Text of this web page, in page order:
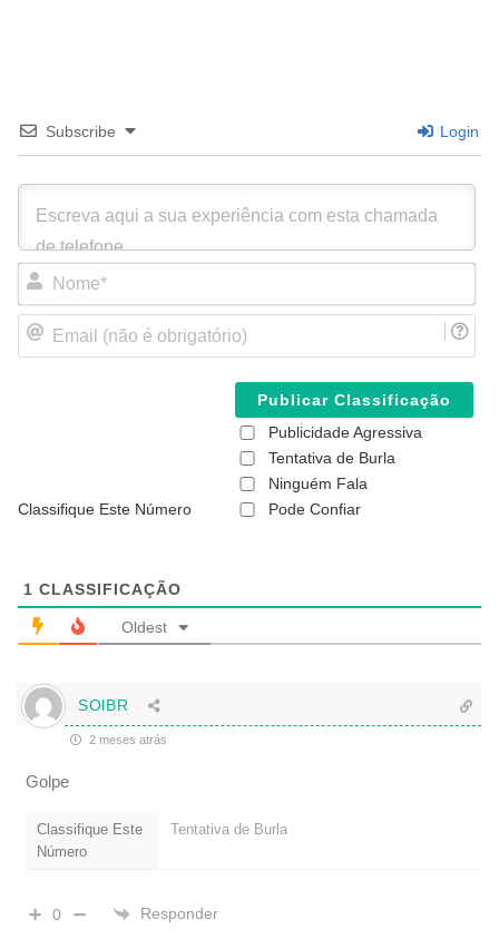
Subscribe Login
N
m
a
a
ó
)
Classifique Este Número
Publicidade Agressiva
Tentativa de Burla
Ninguém Fala
Pode Confiar
1 CLASSIFICAÇÃO
Oldest
SOlBR
2 meses atrás
Golpe
Classifique Este
Número
Tentativa de Burla
0 Responder